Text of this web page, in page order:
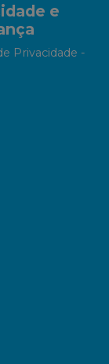
e
Privacidade -